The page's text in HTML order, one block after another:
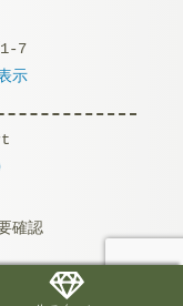
7
示
確認